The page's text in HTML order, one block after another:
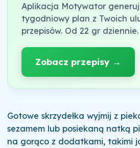
Aplikacja Motywator
tygodniowy plan z Twoich
przepisów. Od 22 gr dziennie.
Zobacz przepisy →
Gotowe skrzydełka wyjmij z
sezamem lub posiekaną natką
na gorąco z dodatkami, takimi